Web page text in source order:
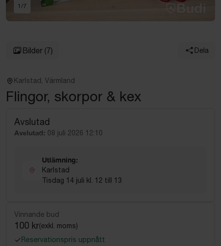
1 /7
Bilder (7) Dela
Karlstad, Värmland
Flingor, skorpor & kex
Avslutad
Avslutad: 08 juli 2026 12:10
Utlämning:
Karlstad
Tisdag 14 juli kl. 12 till 13
Vinnande bud
100 kr(exkl. moms)
Reservationspris uppnått